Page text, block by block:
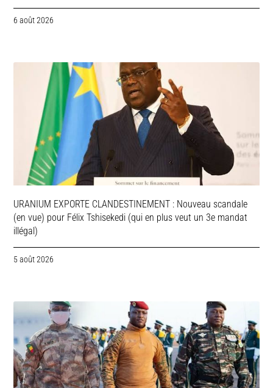
6 août 2026
URANIUM EXPORTE CLANDESTINEMENT : Nouveau scandale
(en vue) pour Félix Tshisekedi (qui en plus veut un 3e mandat
illégal)
5 août 2026